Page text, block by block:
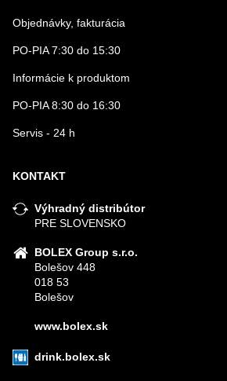
Objednávky, fakturácia
PO-PIA 7:30 do 15:30
Informácie k produktom
PO-PIA 8:30 do 16:30
Servis - 24 h
KONTAKT
Výhradný distribútor
PRE SLOVENSKO
BOLEX Group s.r.o.
Bolešov 448
018 53
Bolešov
www.bolex.sk
drink.bolex.sk